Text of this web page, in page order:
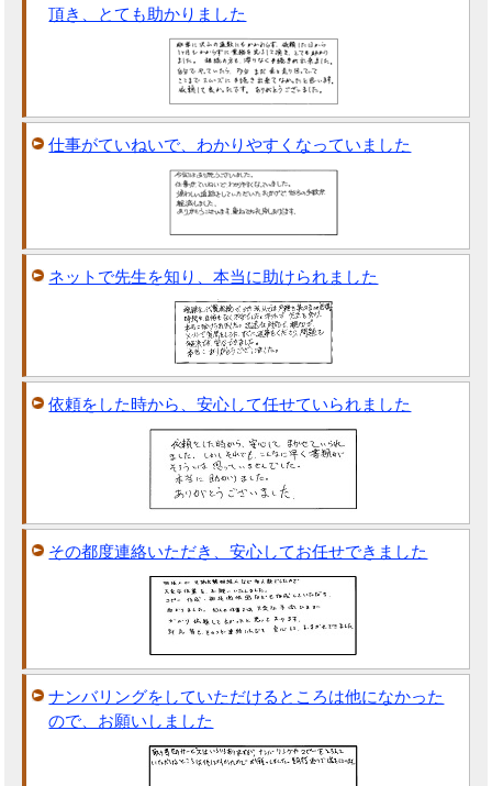
頂き、とても助かりました
仕事がていねいで、わかりやすくなっていました
ネットで先生を知り、本当に助けられました
依頼をした時から、安心して任せていられました
その都度連絡いただき、安心してお任せできました
ナンバリングをしていただけるところは他になかった
ので、お願いしました